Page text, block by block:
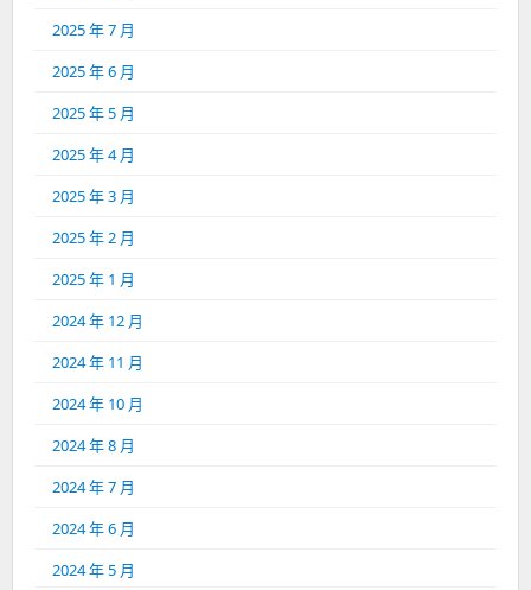
2025 年 7 月
2025 年 6 月
2025 年 5 月
2025 年 4 月
2025 年 3 月
2025 年 2 月
2025 年 1 月
2024 年 12 月
2024 年 11 月
2024 年 10 月
2024 年 8 月
2024 年 7 月
2024 年 6 月
2024 年 5 月